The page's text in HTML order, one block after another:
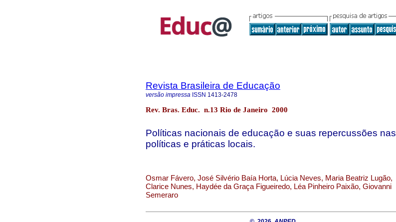
Revista Brasileira de Educação
versão impressa ISSN 1413-2478
Rev. Bras. Educ. n.13 Rio de Janeiro 2000
Políticas nacionais de educação e suas repercussões nas
políticas e práticas locais.
Osmar Fávero, José Silvério Baía Horta, Lúcia Neves, Maria Beatriz Lugão,
Clarice Nunes, Haydée da Graça Figueiredo, Léa Pinheiro Paixão, Giovanni
Semeraro